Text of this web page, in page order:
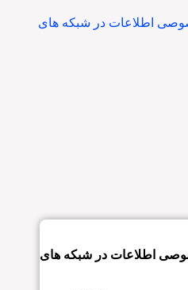
اطلاعات در شبکه های